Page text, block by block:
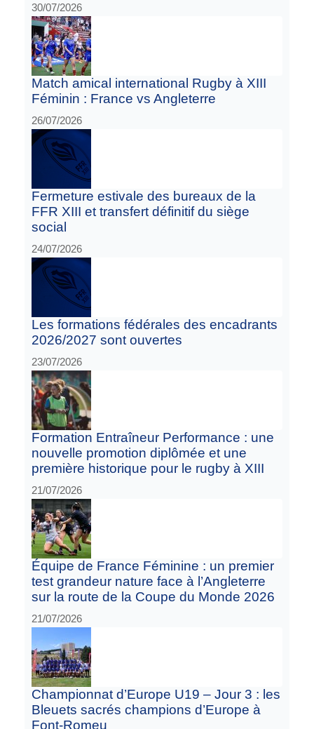
30/07/2026
Match amical international Rugby à XIII
Féminin : France vs Angleterre
26/07/2026
Fermeture estivale des bureaux de la
FFR XIII et transfert définitif du siège
social
24/07/2026
Les formations fédérales des encadrants
2026/2027 sont ouvertes
23/07/2026
Formation Entraîneur Performance : une
nouvelle promotion diplômée et une
première historique pour le rugby à XIII
21/07/2026
Équipe de France Féminine : un premier
test grandeur nature face à l’Angleterre
sur la route de la Coupe du Monde 2026
21/07/2026
Championnat d’Europe U19 – Jour 3 : les
Bleuets sacrés champions d’Europe à
Font-Romeu